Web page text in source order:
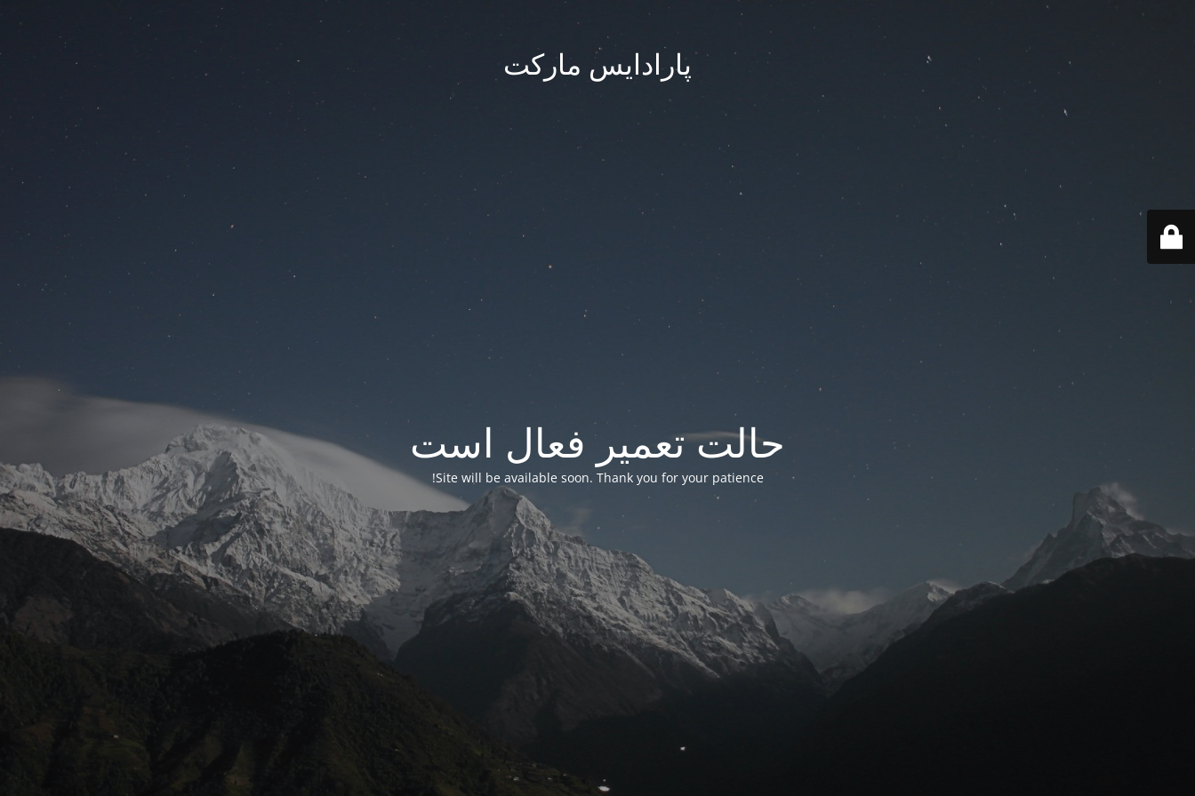
پارادایس مارکت
حالت تعمیر فعال است
Site will be available soon. Thank you for your patience!